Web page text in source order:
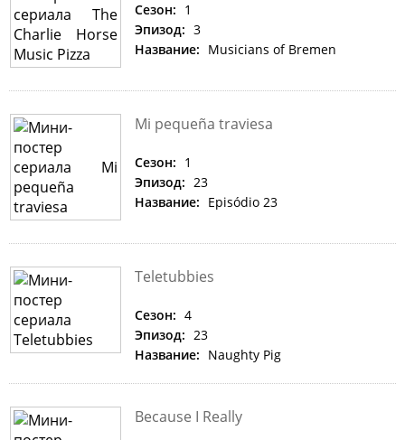
Сезон: 1
Эпизод: 3
Название: Musicians of Bremen
Mi pequeña traviesa
Сезон: 1
Эпизод: 23
Название: Episódio 23
Teletubbies
Сезон: 4
Эпизод: 23
Название: Naughty Pig
Because I Really